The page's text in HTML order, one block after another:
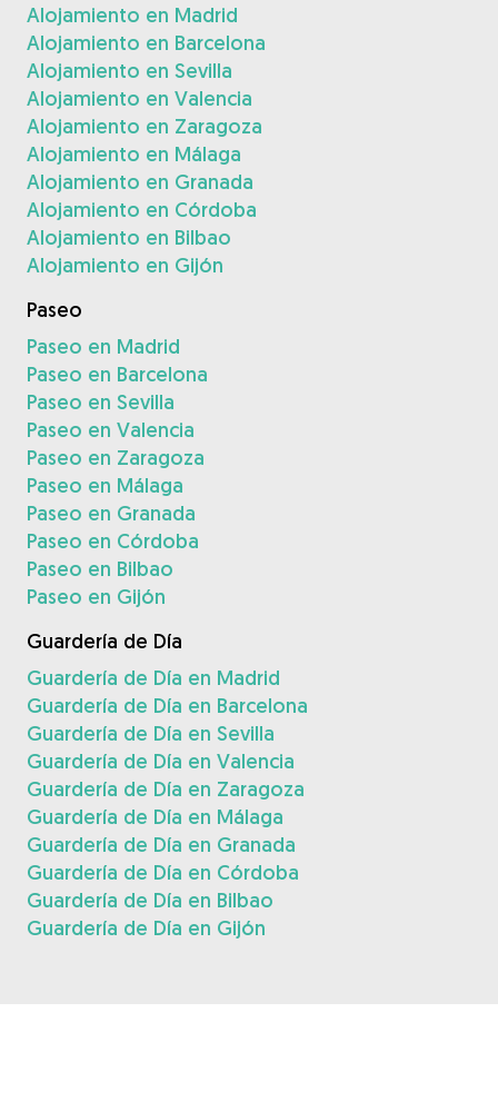
Alojamiento en Madrid
Alojamiento en Barcelona
Alojamiento en Sevilla
Alojamiento en Valencia
Alojamiento en Zaragoza
Alojamiento en Málaga
Alojamiento en Granada
Alojamiento en Córdoba
Alojamiento en Bilbao
Alojamiento en Gijón
Paseo
Paseo en Madrid
Paseo en Barcelona
Paseo en Sevilla
Paseo en Valencia
Paseo en Zaragoza
Paseo en Málaga
Paseo en Granada
Paseo en Córdoba
Paseo en Bilbao
Paseo en Gijón
Guardería de Día
Guardería de Día en Madrid
Guardería de Día en Barcelona
Guardería de Día en Sevilla
Guardería de Día en Valencia
Guardería de Día en Zaragoza
Guardería de Día en Málaga
Guardería de Día en Granada
Guardería de Día en Córdoba
Guardería de Día en Bilbao
Guardería de Día en Gijón